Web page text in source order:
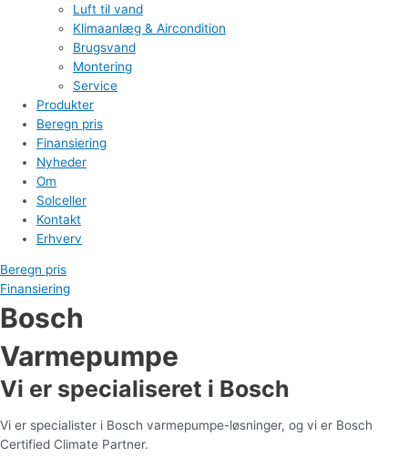
Luft til vand
Klimaanlæg & Aircondition
Brugsvand
Montering
Service
Produkter
Beregn pris
Finansiering
Nyheder
Om
Solceller
Kontakt
Erhverv
Beregn pris
Finansiering
Bosch
Varmepumpe
Vi er specialiseret i Bosch
Vi er specialister i Bosch varmepumpe-løsninger, og vi er Bosch
Certified Climate Partner.